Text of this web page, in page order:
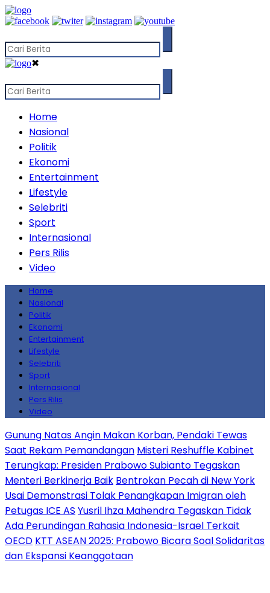
✖
Home
Nasional
Politik
Ekonomi
Entertainment
Lifestyle
Selebriti
Sport
Internasional
Pers Rilis
Video
Home
Nasional
Politik
Ekonomi
Entertainment
Lifestyle
Selebriti
Sport
Internasional
Pers Rilis
Video
Gunung Natas Angin Makan Korban, Pendaki Tewas
Saat Rekam Pemandangan Misteri Reshuffle Kabinet
Terungkap: Presiden Prabowo Subianto Tegaskan
Menteri Berkinerja Baik Bentrokan Pecah di New York
Usai Demonstrasi Tolak Penangkapan Imigran oleh
Petugas ICE AS Yusril Ihza Mahendra Tegaskan Tidak
Ada Perundingan Rahasia Indonesia-Israel Terkait
OECD KTT ASEAN 2025: Prabowo Bicara Soal Solidaritas
dan Ekspansi Keanggotaan